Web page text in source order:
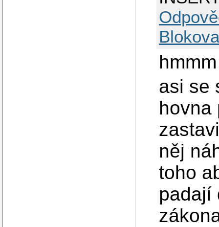
asi se
hovna
něj
toho
padají